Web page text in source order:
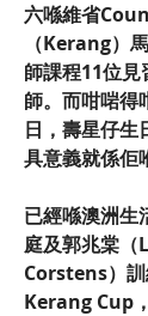
六喺維省
（Kerang）
師課程11位
師。而咁啱得
日，壽星仔生
具意義就係佢
已經喺澳洲生
庭及郭兆棠
Corstens）
Kerang Cup